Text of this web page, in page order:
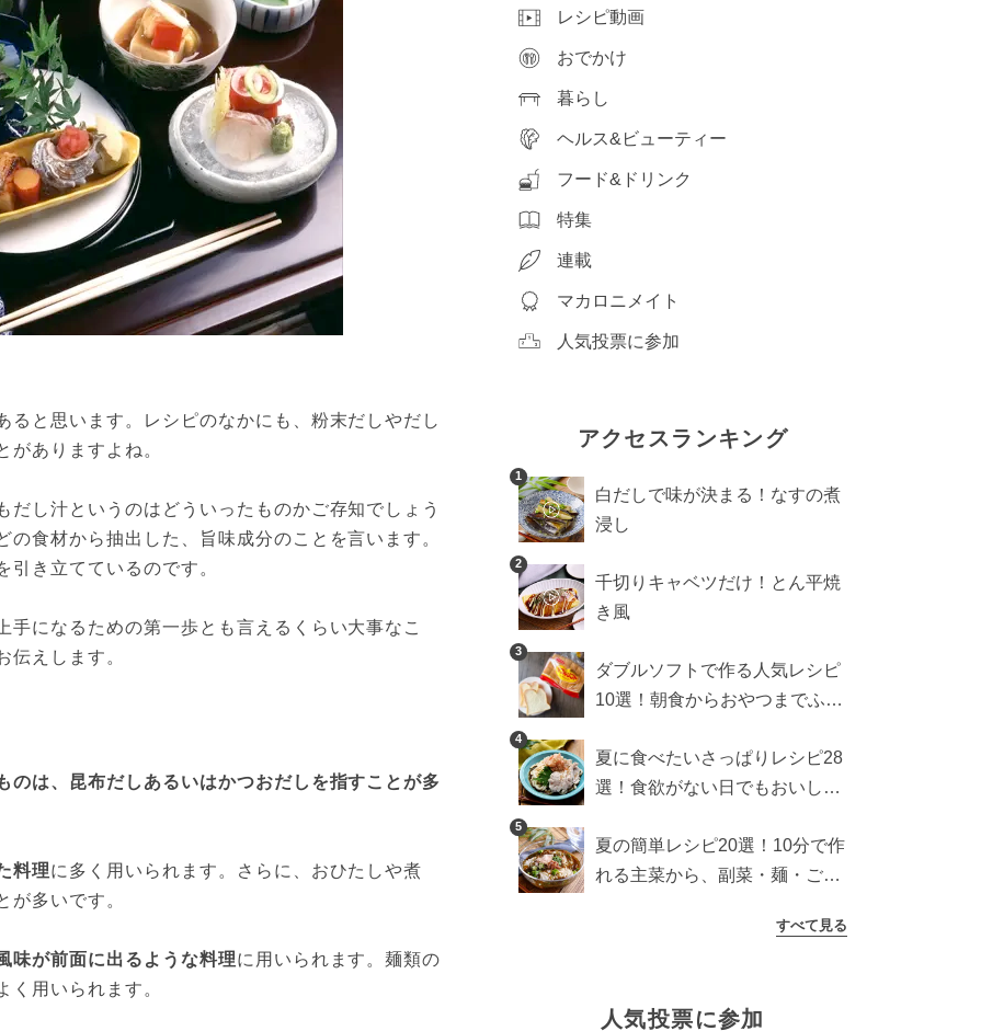
ると思います。レシピのなかにも、粉末だしやだし
がありますよね。
し汁というのはどういったものかご存知でしょう
食材から抽出した、旨味成分のことを言います。
引き立てているのです。
になるための第一歩とも言えるくらい大事なこ
伝えします。
のは、昆布だしあるいはかつおだしを指すことが多
料理に多く用いられます。さらに、おひたしや煮
が多いです。
味が前面に出るような料理に用いられます。麺類の
く用いられます。
レシピ動画
おでかけ
暮らし
ヘルス&ビューティー
フード&ドリンク
特集
連載
マカロニメイト
人気投票に参加
アクセスランキング
1
白だしで味が決まる！なすの煮
浸し
2
千切りキャベツだけ！とん平焼
き風
3
ダブルソフトで作る人気レシピ
10選！朝食からおやつまでふん
4
夏に食べたいさっぱりレシピ28
選！食欲がない日でもおいしい
5
夏の簡単レシピ20選！10分で作
れる主菜から、副菜・麺・ごは
すべて見る
人気投票に参加